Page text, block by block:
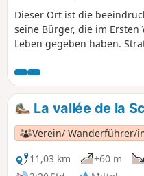
Dieser Ort ist die
seine Bürger, die im
Leben gegeben haben.
Hügel von Artois.
La vallée de la
Verein/ Wanderführer/
11,03 km
+60 m